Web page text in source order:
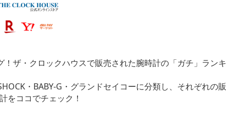
ザ・クロックハウスで販売された腕時計の「ガチ」ランキ
・BABY-G・グランドセイコーに分類し、それぞれの販
をココでチェック！